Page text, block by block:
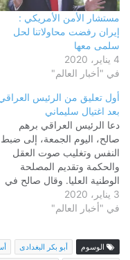
مستشار الأمن الأمريكي :
إيران رفضت محاولاتنا لحل
سلمى معها
4 يناير، 2020
في "أخبار العالم"
أول تعليق من الرئيس
بعد اغتيال سليماني
دعا الرئيس العراقي برهم
صالح، اليوم الجمعة، إلى ضبط
النفس وتغليب صوت العقل
والحكمة وتقديم المصلحة
الوطنية العليا. وقال صالح في
بيان أوردته قناة السومرية نيوز
الإخبارية "إننا ندين هذا العدوان
والذي بلا شك سوف تترتب
3 يناير، 2020
في "أخبار العالم"
الوسوم أبو بكر البغدادى